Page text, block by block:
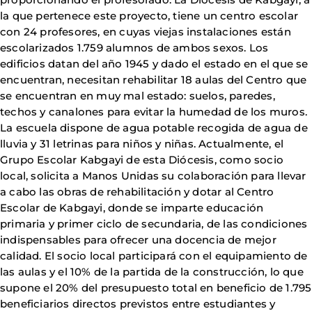
la que pertenece este proyecto, tiene un centro escolar
con 24 profesores, en cuyas viejas instalaciones están
escolarizados 1.759 alumnos de ambos sexos. Los
edificios datan del año 1945 y dado el estado en el que se
encuentran, necesitan rehabilitar 18 aulas del Centro que
se encuentran en muy mal estado: suelos, paredes,
techos y canalones para evitar la humedad de los muros.
La escuela dispone de agua potable recogida de agua de
lluvia y 31 letrinas para niños y niñas. Actualmente, el
Grupo Escolar Kabgayi de esta Diócesis, como socio
local, solicita a Manos Unidas su colaboración para llevar
a cabo las obras de rehabilitación y dotar al Centro
Escolar de Kabgayi, donde se imparte educación
primaria y primer ciclo de secundaria, de las condiciones
indispensables para ofrecer una docencia de mejor
calidad. El socio local participará con el equipamiento de
las aulas y el 10% de la partida de la construcción, lo que
supone el 20% del presupuesto total en beneficio de 1.795
beneficiarios directos previstos entre estudiantes y